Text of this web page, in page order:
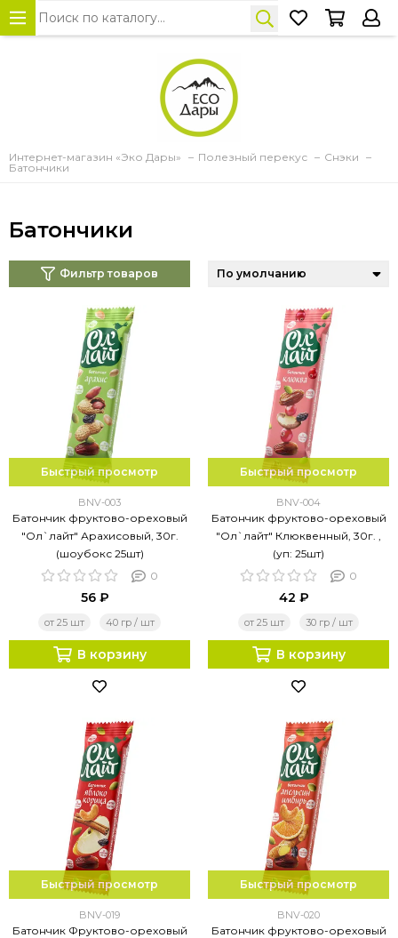
Интернет-магазин «Эко Дары» Полезный перекус
Снэки
Батончики
Батончики
Фильтр товаров
Быстрый просмотр
BNV-003
Батончик фруктово-ореховый
"Ол`лайт" Арахисовый, 30г.
(шоубокс 25шт)
0
56 ₽
от 25 шт 40 гр / шт
В корзину
Быстрый просмотр
BNV-004
Батончик фруктово-ореховый
"Ол`лайт" Клюквенный, 30г. ,
(уп: 25шт)
0
42 ₽
от 25 шт 30 гр / шт
В корзину
Быстрый просмотр
BNV-019
Батончик Фруктово-ореховый
Быстрый просмотр
BNV-020
Батончик фруктово-ореховый